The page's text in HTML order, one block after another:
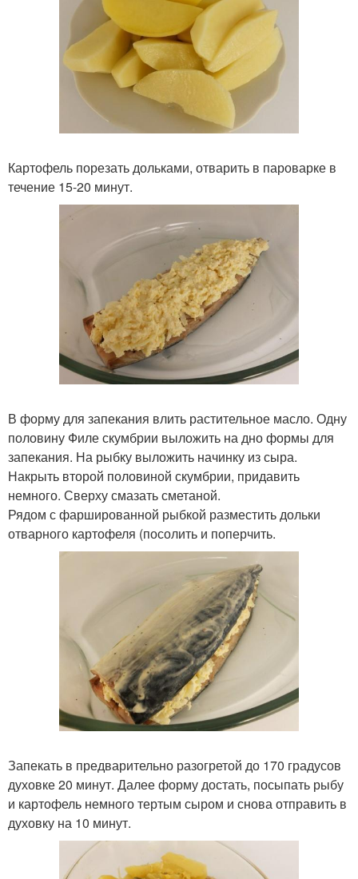
Картофель порезать дольками, отварить в пароварке в
течение 15-20 минут.
В форму для запекания влить растительное масло. Одну
половину Филе скумбрии выложить на дно формы для
запекания. На рыбку выложить начинку из сыра.
Накрыть второй половиной скумбрии, придавить
немного. Сверху смазать сметаной.
Рядом с фаршированной рыбкой разместить дольки
отварного картофеля (посолить и поперчить.
Запекать в предварительно разогретой до 170 градусов
духовке 20 минут. Далее форму достать, посыпать рыбу
и картофель немного тертым сыром и снова отправить в
духовку на 10 минут.